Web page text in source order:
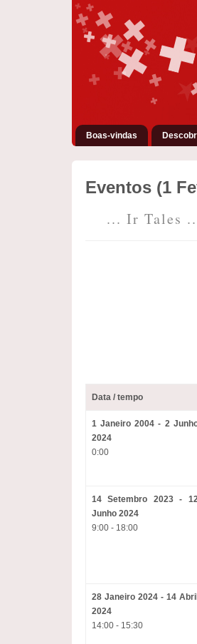
Boas-vindas
Eventos (1
... Ir Tales
Data / tempo
1 Janeiro 2004 - 2
2024
0:00
14 Setembro 2023 -
Junho 2024
9:00 - 18:00
28 Janeiro 2024 - 14 Abril
2024
14:00 - 15:30